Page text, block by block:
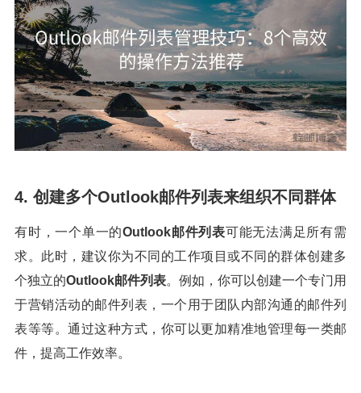
4. 创建多个Outlook邮件列表来组织不同群体
有时，一个单一的Outlook邮件列表可能无法满足所有需
求。此时，建议你为不同的工作项目或不同的群体创建多
个独立的Outlook邮件列表。例如，你可以创建一个专门用
于营销活动的邮件列表，一个用于团队内部沟通的邮件列
表等等。通过这种方式，你可以更加精准地管理每一类邮
件，提高工作效率。